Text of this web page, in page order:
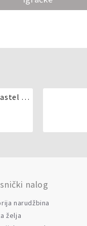
Connetix - Ball run pastel 106 delova
nalog
narudžbina
želja